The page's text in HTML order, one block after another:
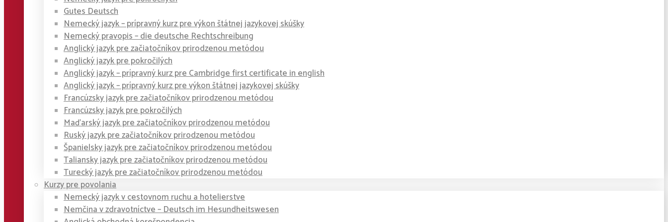
Gutes Deutsch
Nemecký jazyk – prípravný kurz pre výkon štátnej jazykovej skúšky
Nemecký pravopis – die deutsche Rechtschreibung
Anglický jazyk pre začiatočníkov prirodzenou metódou
Anglický jazyk pre pokročilých
Anglický jazyk – prípravný kurz pre Cambridge first certificate in english
Anglický jazyk – prípravný kurz pre výkon štátnej jazykovej skúšky
Francúzsky jazyk pre začiatočníkov prirodzenou metódou
Francúzsky jazyk pre pokročilých
Maďarský jazyk pre začiatočníkov prirodzenou metódou
Ruský jazyk pre začiatočníkov prirodzenou metódou
Španielsky jazyk pre začiatočníkov prirodzenou metódou
Taliansky jazyk pre začiatočníkov prirodzenou metódou
Turecký jazyk pre začiatočníkov prirodzenou metódou
Kurzy pre povolania
Nemecký jazyk v cestovnom ruchu a hotelierstve
Nemčina v zdravotníctve – Deutsch im Hesundheitswesen